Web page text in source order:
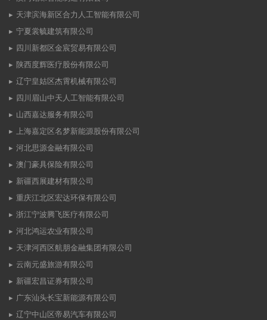
天津滨海新区合力人工智能有限公司
宁夏裳毓建筑有限公司
四川新都区金宸贸易有限公司
陕西度辉医疗股份有限公司
辽宁皇姑区杰霄机械有限公司
四川眉山中天人工智能有限公司
山西嘉达服务有限公司
上海嘉定区名梦新能源股份有限公司
河北思源金融有限公司
澳门豪具保险有限公司
新疆西展建材有限公司
重庆江北区宏达环保有限公司
浙江宁波腾飞医疗有限公司
河北鸿运农业有限公司
天津河西区航朋金融集团有限公司
云南元盛旅游有限公司
新疆宏昌证券有限公司
广东汕头长宝新能源有限公司
辽宁中山区帝易汽车有限公司